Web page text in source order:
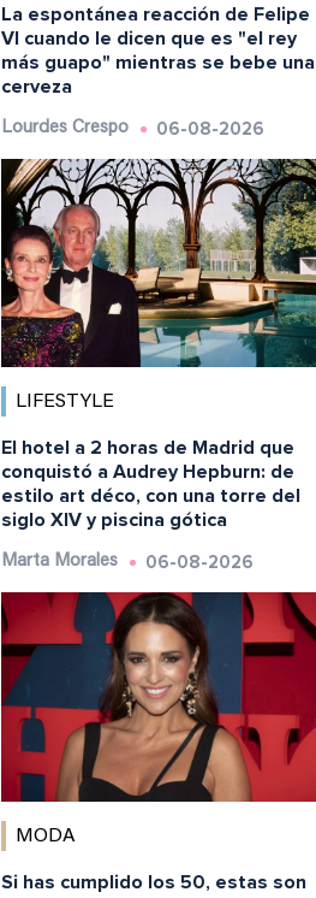
La espontánea reacción de Felipe
VI cuando le dicen que es "el rey
más guapo" mientras se bebe una
cerveza
Lourdes Crespo 06-08-2026
LIFESTYLE
El hotel a 2 horas de Madrid que
conquistó a Audrey Hepburn: de
estilo art déco, con una torre del
siglo XIV y piscina gótica
Marta Morales 06-08-2026
MODA
Si has cumplido los 50, estas son